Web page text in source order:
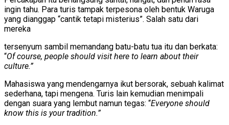
ingin tahu. Para turis tampak terpesona oleh bentuk Waruga
yang dianggap “cantik tetapi misterius”. Salah satu dari
mereka
tersenyum sambil memandang batu-batu tua itu dan berkata:
“Of course, people should visit here to learn about their
culture.”
Mahasiswa yang mendengarnya ikut bersorak, sebuah kalimat
sederhana, tapi mengena. Turis lain kemudian menimpali
dengan suara yang lembut namun tegas: “Everyone should
know this is your tradition.”